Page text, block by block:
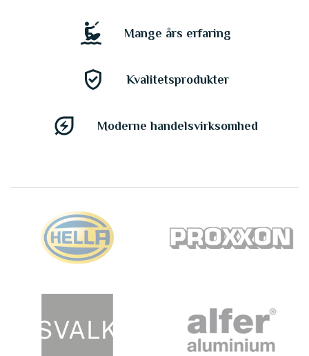
kitesurfing Mange års erfaring
gpp_good Kvalitetsprodukter
energy_savings_leaf Moderne handelsvirksomhed